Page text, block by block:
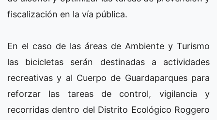
fiscalización en la vía pública.
En el caso de las áreas de Ambiente y Turismo
las bicicletas serán destinadas a actividades
recreativas y al Cuerpo de Guardaparques para
reforzar las tareas de control, vigilancia y
recorridas dentro del Distrito Ecológico Roggero